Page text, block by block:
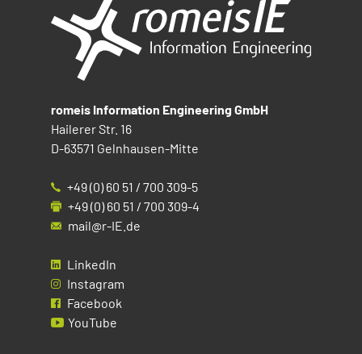
romeis Information Engineering GmbH
Hailerer Str. 16
D-63571 Gelnhausen-Mitte
+49 (0) 60 51 / 700 309-5
+49 (0) 60 51 / 700 309-4
mail@r-IE.de
LinkedIn
Instagram
Facebook
YouTube